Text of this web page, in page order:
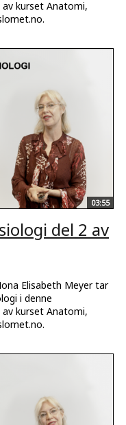
av kurset Anatomi,
03:55
del 2 av
Elisabeth Meyer tar
i denne
av kurset Anatomi,